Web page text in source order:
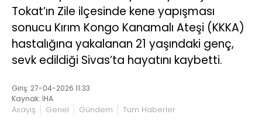
Tokat’ın Zile ilçesinde kene yapışması
sonucu Kırım Kongo Kanamalı Ateşi (KKKA)
hastalığına yakalanan 21 yaşındaki genç,
sevk edildiği Sivas’ta hayatını kaybetti.
Giriş: 27-04-2026 11:33
Kaynak: İHA
Asayiş Genel Gündem Tüm Haberler